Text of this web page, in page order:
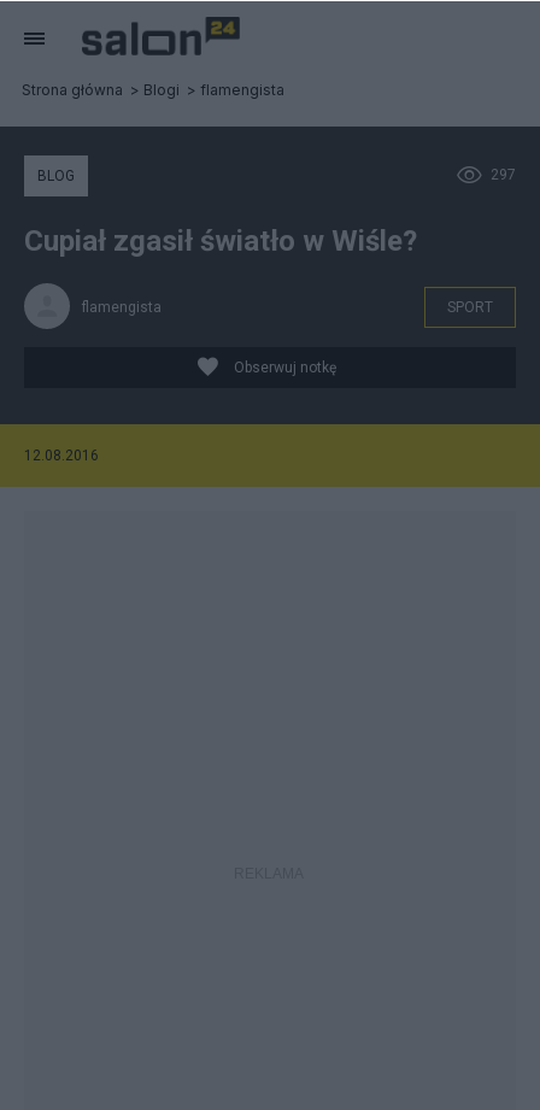
Strona główna Blogi flamengista
297
BLOG
Cupiał zgasił światło w Wiśle?
flamengista SPORT
Obserwuj notkę
12.08.2016